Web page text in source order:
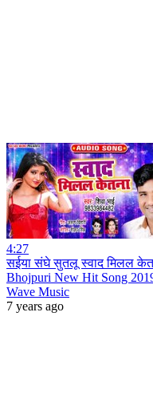
4:27
सईया संघे सुतलू स्वाद मिलल
Bhojpuri New Hit Song
Wave Music
7 years ago